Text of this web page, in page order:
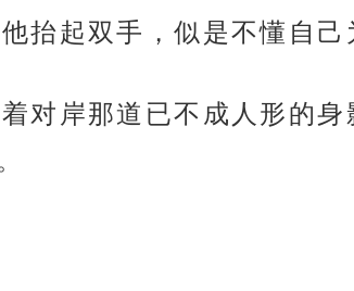
抬起双手，似是不懂自己
对岸那道已不成人形的身